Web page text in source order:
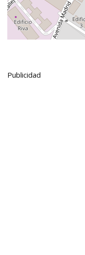
Publicidad